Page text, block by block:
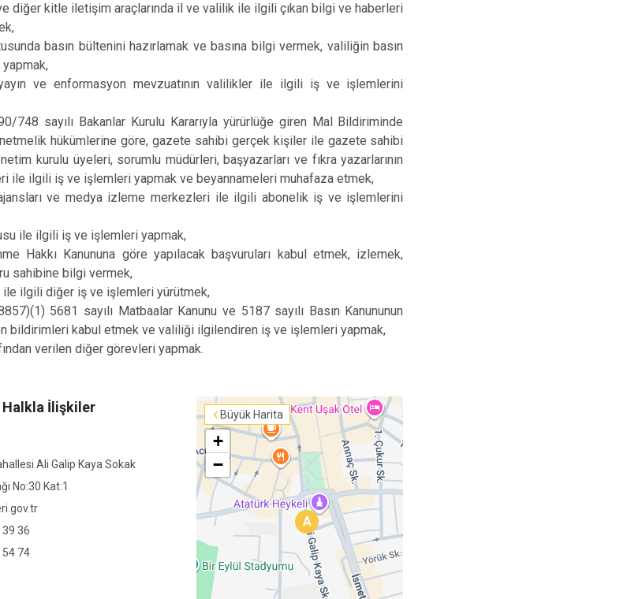
diğer kitle iletişim araçlarında il ve valilik ile ilgili çıkan bilgi ve haberleri
basın bültenini hazırlamak ve basına bilgi vermek, valiliğin basın
ve enformasyon mevzuatının valilikler ile ilgili iş ve işlemlerini
sayılı Bakanlar Kurulu Kararıyla yürürlüğe giren Mal Bildiriminde
hükümlerine göre, gazete sahibi gerçek kişiler ile gazete sahibi
kurulu üyeleri, sorumlu müdürleri, başyazarları ve fıkra yazarlarının
ile ilgili iş ve işlemleri yapmak ve beyannameleri muhafaza etmek,
ve medya izleme merkezleri ile ilgili abonelik iş ve işlemlerini
ile ilgili iş ve işlemleri yapmak,
Hakkı Kanununa göre yapılacak başvuruları kabul etmek, izlemek,
sahibine bilgi vermek,
ile ilgili diğer iş ve işlemleri yürütmek,
5681 sayılı Matbaalar Kanunu ve 5187 sayılı Basın Kanununun
bildirimleri kabul etmek ve valiliği ilgilendiren iş ve işlemleri yapmak,
verilen diğer görevleri yapmak.
Büyük Harita
A
+
−
Halkla İlişkiler
Ali Galip Kaya Sokak
No:30 Kat:1
36
54 74